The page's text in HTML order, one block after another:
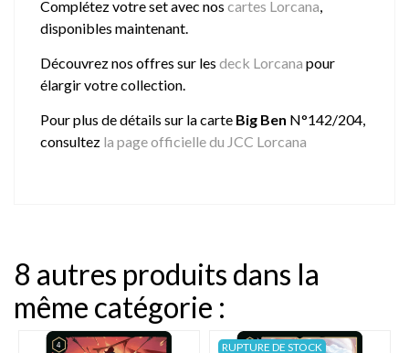
Complétez votre set avec nos cartes Lorcana,
disponibles maintenant.
Découvrez nos offres sur les deck Lorcana pour
élargir votre collection.
Pour plus de détails sur la carte Big Ben N°142/204,
consultez la page officielle du JCC Lorcana
8 autres produits dans la
même catégorie :
RUPTURE DE STOCK